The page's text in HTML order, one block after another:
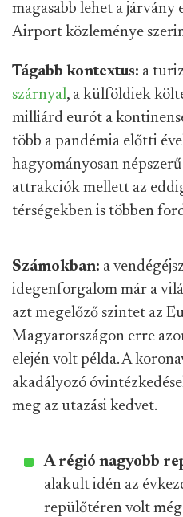
magasabb lehet a járvány
Airport közleménye
Tágabb kontextus: a
szárnyal, a külföldiek
milliárd eurót a
több a pandémia előtti
hagyományosan
attrakciók mellett az
térségekben is többen
Számokban: a
idegenforgalom már a
azt megelőző szintet az
Magyarországon erre
elején volt példa. A
akadályozó
meg az utazási kedvet.
A régió nagyobb
alakult idén az
repülőtéren volt